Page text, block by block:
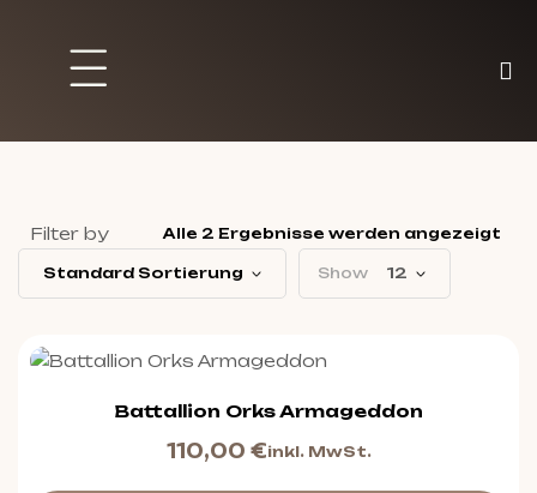
Filter by Alle 2 Ergebnisse werden angezeigt
Standard Sortierung Show 12
Battallion Orks Armageddon
110,00 €inkl. MwSt.